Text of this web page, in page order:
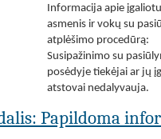
Informacija apie
asmenis ir vokų su
atplėšimo procedūrą:
Susipažinimo su
posėdyje tiekėjai ar jų
atstovai nedalyvauja.
Papildoma